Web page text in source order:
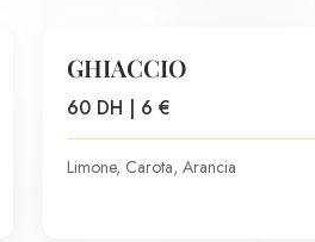
GHIACCIO
60 DH | 6 €
Limone, Carota, Arancia